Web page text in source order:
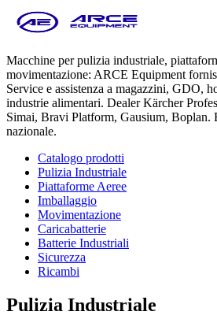
Macchine per pulizia industriale,
movimentazione: ARCE Equipment
Service e assistenza a magazzini, GDO,
industrie alimentari. Dealer Kärcher
Simai, Bravi Platform, Gausium, Boplan.
nazionale.
Catalogo prodotti
Pulizia Industriale
Piattaforme Aeree
Imballaggio
Movimentazione
Caricabatterie
Batterie Industriali
Sicurezza
Ricambi
Pulizia Industriale